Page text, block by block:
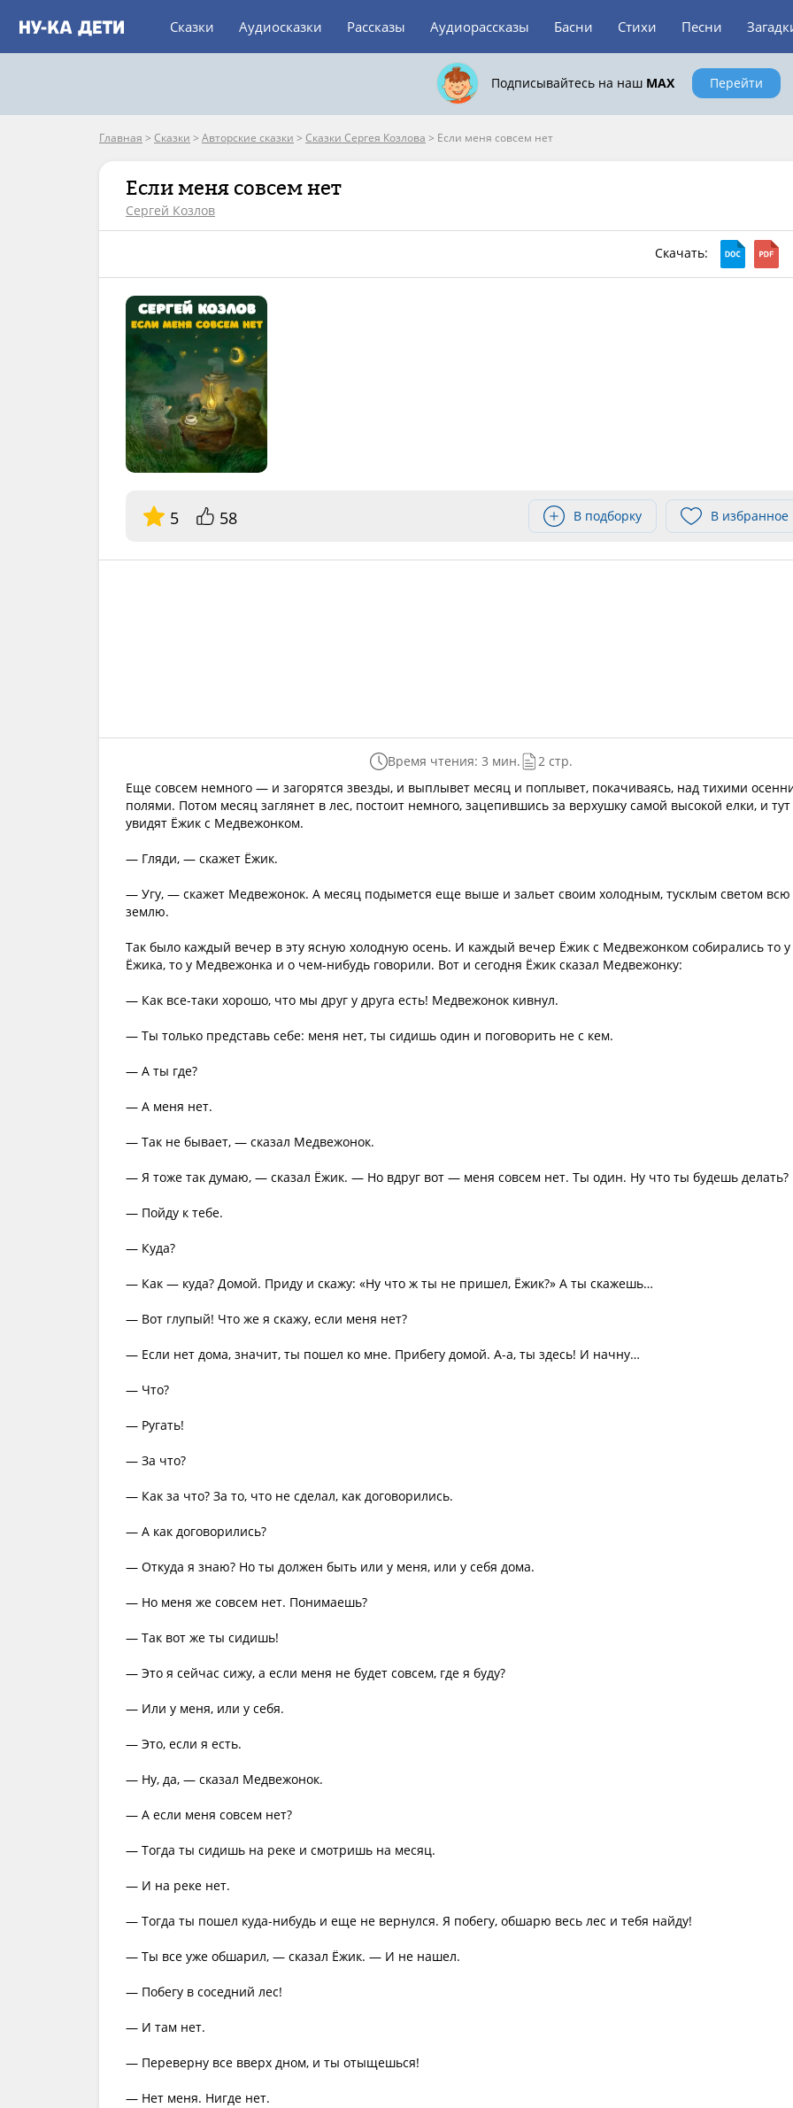
Сказки Аудиосказки Рассказы Аудиорассказы Басни Стихи Песни
Подписывайтесь на наш MAX Перейти
Главная > Сказки > Авторские сказки > Сказки Сергея Козлова > Если меня совсем нет
Если меня совсем нет
Сергей Козлов
Скачать:
5 58 В подборку В избранное
Время чтения: 3 мин.
2 стр.
Еще совсем немного — и загорятся звезды, и выплывет месяц и поплывет, покачиваясь, над тихими
полями. Потом месяц заглянет в лес, постоит немного, зацепившись за верхушку самой высокой елки, и тут
увидят Ёжик с Медвежонком.
— Гляди, — скажет Ёжик.
— Угу, — скажет Медвежонок. А месяц подымется еще выше и зальет своим холодным, тусклым светом всю
землю.
Так было каждый вечер в эту ясную холодную осень. И каждый вечер Ёжик с Медвежонком собирались то у
Ёжика, то у Медвежонка и о чем-нибудь говорили. Вот и сегодня Ёжик сказал Медвежонку:
— Как все-таки хорошо, что мы друг у друга есть! Медвежонок кивнул.
— Ты только представь себе: меня нет, ты сидишь один и поговорить не с кем.
— А ты где?
— А меня нет.
— Так не бывает, — сказал Медвежонок.
— Я тоже так думаю, — сказал Ёжик. — Но вдруг вот — меня совсем нет. Ты один. Ну что ты будешь делать?
— Пойду к тебе.
— Куда?
— Как — куда? Домой. Приду и скажу: «Ну что ж ты не пришел, Ёжик?» А ты скажешь…
— Вот глупый! Что же я скажу, если меня нет?
— Если нет дома, значит, ты пошел ко мне. Прибегу домой. А-а, ты здесь! И начну…
— Что?
— Ругать!
— За что?
— Как за что? За то, что не сделал, как договорились.
— А как договорились?
— Откуда я знаю? Но ты должен быть или у меня, или у себя дома.
— Но меня же совсем нет. Понимаешь?
— Так вот же ты сидишь!
— Это я сейчас сижу, а если меня не будет совсем, где я буду?
— Или у меня, или у себя.
— Это, если я есть.
— Ну, да, — сказал Медвежонок.
— А если меня совсем нет?
— Тогда ты сидишь на реке и смотришь на месяц.
— И на реке нет.
— Тогда ты пошел куда-нибудь и еще не вернулся. Я побегу, обшарю весь лес и тебя найду!
— Ты все уже обшарил, — сказал Ёжик. — И не нашел.
— Побегу в соседний лес!
— И там нет.
— Переверну все вверх дном, и ты отыщешься!
— Нет меня. Нигде нет.